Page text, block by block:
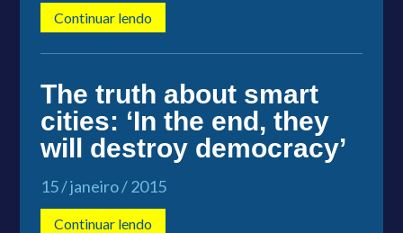
Continuar lendo
The truth about smart
cities: ‘In the end, they
will destroy democracy’
15 / janeiro / 2015
Continuar lendo